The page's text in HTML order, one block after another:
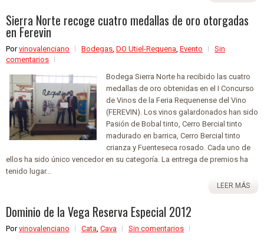
Sierra Norte recoge cuatro medallas de oro otorgadas
en Ferevin
Porvinovalenciano Bodegas DO Utiel-Requena Evento
Sin
comentarios
Bodega Sierra Norte ha recibido las cuatro
medallas de oro obtenidas en el I Concurso
de Vinos de la Feria Requenense del Vino
(FEREVIN). Los vinos galardonados han sido
Pasión de Bobal tinto, Cerro Bercial tinto
madurado en barrica, Cerro Bercial tinto
crianza y Fuenteseca rosado. Cada uno de
ellos ha sido único vencedor en su categoría. La entrega de premios ha
tenido lugar...
LEER MÁS
Dominio de la Vega Reserva Especial 2012
Porvinovalenciano Cata Cava
Sin comentarios